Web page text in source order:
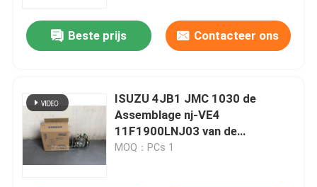
Fabrieksreis
Contacteer ons
Beste prijs Contacteer ons
ISUZU 4JB1 JMC 1030 de
Assemblage nj-VE4
11F1900LNJ03 van de
Brandstofinjectiepomp
MOQ：PCs 1